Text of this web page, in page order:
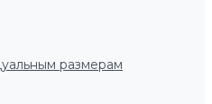
размерам